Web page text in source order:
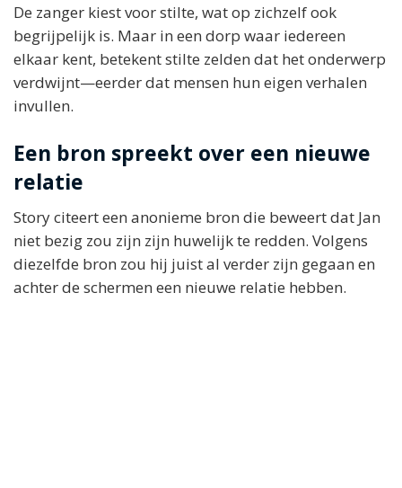
De zanger kiest voor stilte, wat op zichzelf ook
begrijpelijk is. Maar in een dorp waar iedereen
elkaar kent, betekent stilte zelden dat het onderwerp
verdwijnt—eerder dat mensen hun eigen verhalen
invullen.
Een bron spreekt over een nieuwe
relatie
Story citeert een anonieme bron die beweert dat Jan
niet bezig zou zijn zijn huwelijk te redden. Volgens
diezelfde bron zou hij juist al verder zijn gegaan en
achter de schermen een nieuwe relatie hebben.